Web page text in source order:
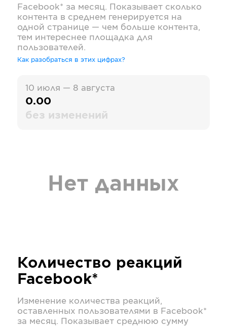
Facebook* за месяц. Показывает сколько
контента в среднем генерируется на
одной странице — чем больше контента,
тем интереснее площадка для
пользователей.
Как разобраться в этих цифрах?
10 июля — 8 августа
0.00
без изменений
Нет данных
Количество реакций
Facebook*
Изменение количества реакций,
оставленных пользователями в Facebook*
за месяц. Показывает среднюю сумму